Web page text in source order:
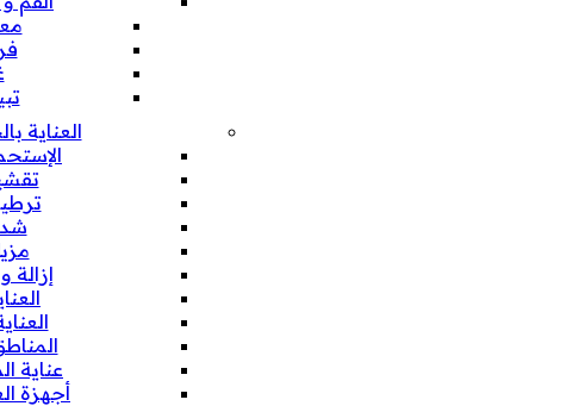
العناية
إزالة
عناية
أجهزة